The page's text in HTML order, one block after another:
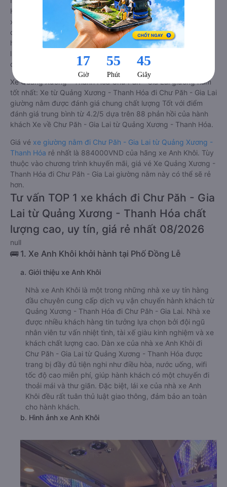
Hóa đều sở hữu những xe giường nằm chất lượng cao. Trên
xe được trang bị đầy đủ các trang thiết bị hiện đại phục vụ
cho nhu cầu di chuyển của hành khách. Bên cạnh đó, các
hãng xe khách Quảng Xương - Thanh Hóa Chư Păh - Gia Lai
luôn chú trọng đến chất lượng dịch vụ, không ngừng cải thiện
để mang đến trải nghiệm hoàn hảo cho hành khách.
Xe Quảng Xương - Thanh Hóa Chư Păh - Gia Lai giường nằm
tốt nhất: Xe từ Quảng Xương - Thanh Hóa đi Chư Păh - Gia Lai
giường nằm được đánh giá chung chất lượng Tốt với điểm
đánh giá trung bình từ 4.2/5 dựa trên 88 phản hồi của hành
khách Xe về Chư Păh - Gia Lai từ Quảng Xương - Thanh Hóa.
Giá vé xe giường nằm đi Chư Păh - Gia Lai từ Quảng Xương -
Thanh Hóa rẻ nhất là 884000VND của hãng xe Anh Khôi. Tùy
thuộc vào chương trình khuyến mãi, giá vé Xe Quảng Xương -
Thanh Hóa đi Chư Păh - Gia Lai giường nằm này có thể sẽ rẻ
hơn.
Tư vấn TOP 1 xe khách đi Chư Păh - Gia
Lai từ Quảng Xương - Thanh Hóa chất
lượng cao, uy tín, giá rẻ nhất 08/2026
null
🚌 1. Xe Anh Khôi khởi hành tại Phố Đồng Lễ
a. Giới thiệu xe Anh Khôi
Nhà xe Anh Khôi là một trong những nhà xe uy tín hàng
đầu chuyên cung cấp dịch vụ vận chuyển hành khách từ
Quảng Xương - Thanh Hóa đi Chư Păh - Gia Lai. Nhà xe
được nhiều khách hàng tin tưởng lựa chọn bởi đội ngũ
nhân viên tư vấn nhiệt tình, tài xế giàu kinh nghiệm và xe
khách chất lượng cao. Dàn xe của nhà xe Anh Khôi đi
Chư Păh - Gia Lai từ Quảng Xương - Thanh Hóa được
trang bị đầy đủ tiện nghi như điều hòa, nước uống, wifi
tốc độ cao miễn phí, giúp hành khách có một chuyến đi
thoải mái và thư giãn. Đặc biệt, lái xe của nhà xe Anh
Khôi đều rất tuân thủ luật giao thông, đảm bảo an toàn
cho hành khách.
b. Hình ảnh xe Anh Khôi